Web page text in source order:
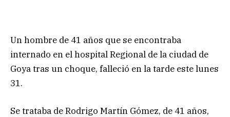
Un hombre de 41 años que se encontraba
internado en el hospital Regional de la ciudad de
Goya tras un choque, falleció en la tarde este lunes
31.
Se trataba de Rodrigo Martín Gómez, de 41 años,